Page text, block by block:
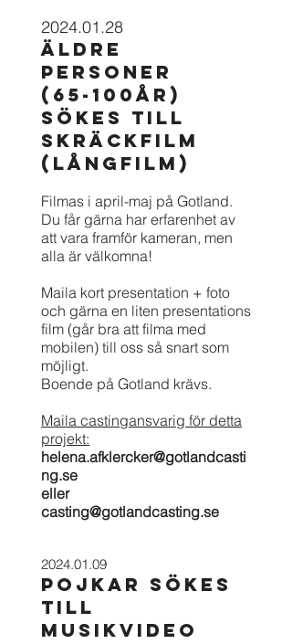
2024.01.28
ÄLDRE
PERSONER
(65-100År)
SÖKES TILL
SKRÄCKFILM
(LÅNGFILM)
Filmas i april-maj på Gotland.
Du får gärna har erfarenhet av
att vara framför kameran, men
alla är välkomna!
Maila kort presentation + foto
och gärna en liten presentations
film (går bra att filma med
mobilen) till oss så snart som
möjligt.
Boende på Gotland krävs.
Maila castingansvarig för detta
projekt:
helena.afklercker@gotlandcasti
ng.se
eller
casting@gotlandcasting.se
2024.01.09
POJKAR SÖKES
TILL
MuSIKVIDEO